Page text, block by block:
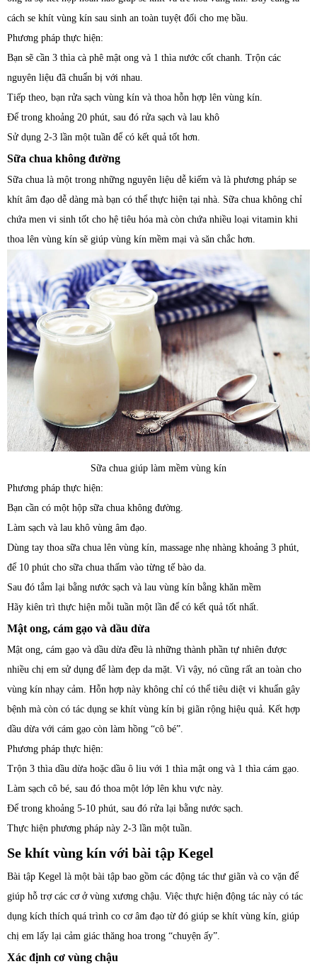
cách se khít vùng kín sau sinh an toàn tuyệt đối cho mẹ bầu.
Phương pháp thực hiện:
Bạn sẽ cần 3 thìa cà phê mật ong và 1 thìa nước cốt chanh. Trộn các
nguyên liệu đã chuẩn bị với nhau.
Tiếp theo, bạn rửa sạch vùng kín và thoa hỗn hợp lên vùng kín.
Để trong khoảng 20 phút, sau đó rửa sạch và lau khô
Sử dụng 2-3 lần một tuần để có kết quả tốt hơn.
Sữa chua không đường
Sữa chua là một trong những nguyên liệu dễ kiếm và là phương pháp se
khít âm đạo dễ dàng mà bạn có thể thực hiện tại nhà. Sữa chua không chỉ
chứa men vi sinh tốt cho hệ tiêu hóa mà còn chứa nhiều loại vitamin khi
thoa lên vùng kín sẽ giúp vùng kín mềm mại và săn chắc hơn.
Sữa chua giúp làm mềm vùng kín
Phương pháp thực hiện:
Bạn cần có một hộp sữa chua không đường.
Làm sạch và lau khô vùng âm đạo.
Dùng tay thoa sữa chua lên vùng kín, massage nhẹ nhàng khoảng 3 phút,
để 10 phút cho sữa chua thấm vào từng tế bào da.
Sau đó tắm lại bằng nước sạch và lau vùng kín bằng khăn mềm
Hãy kiên trì thực hiện mỗi tuần một lần để có kết quả tốt nhất.
Mật ong, cám gạo và dầu dừa
Mật ong, cám gạo và dầu dừa đều là những thành phần tự nhiên được
nhiều chị em sử dụng để làm đẹp da mặt. Vì vậy, nó cũng rất an toàn cho
vùng kín nhạy cảm. Hỗn hợp này không chỉ có thể tiêu diệt vi khuẩn gây
bệnh mà còn có tác dụng se khít vùng kín bị giãn rộng hiệu quả. Kết hợp
dầu dừa với cám gạo còn làm hồng “cô bé”.
Phương pháp thực hiện:
Trộn 3 thìa dầu dừa hoặc dầu ô liu với 1 thìa mật ong và 1 thìa cám gạo.
Làm sạch cô bé, sau đó thoa một lớp lên khu vực này.
Để trong khoảng 5-10 phút, sau đó rửa lại bằng nước sạch.
Thực hiện phương pháp này 2-3 lần một tuần.
Se khít vùng kín với bài tập Kegel
Bài tập Kegel là một bài tập bao gồm các động tác thư giãn và co vặn để
giúp hỗ trợ các cơ ở vùng xương chậu. Việc thực hiện động tác này có tác
dụng kích thích quá trình co cơ âm đạo từ đó giúp se khít vùng kín, giúp
chị em lấy lại cảm giác thăng hoa trong “chuyện ấy”.
Xác định cơ vùng chậu